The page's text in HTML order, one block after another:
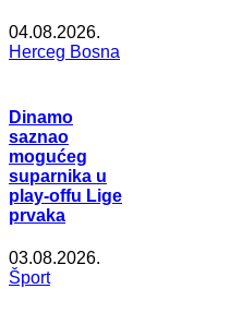
04.08.2026.
Herceg Bosna
Dinamo
saznao
mogućeg
suparnika u
play-offu Lige
prvaka
03.08.2026.
Šport